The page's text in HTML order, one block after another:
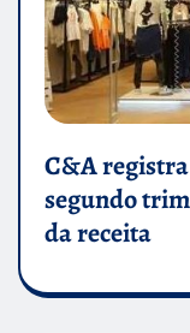
C&A registra
segundo
da receita